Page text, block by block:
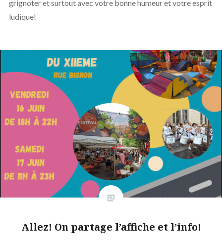
grignoter et surtout avec votre bonne humeur et votre esprit
ludique!
Allez! On partage l’affiche et l’info!